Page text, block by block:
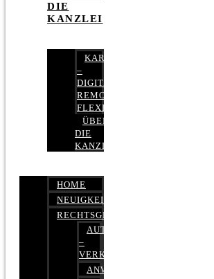
DIE
KANZLEI
KARRIERE
–
DIGITAL,
REMOTE,
FLEXIBEL
ÜBER
DIE
KANZLEI
HOME
NEUIGKEITEN
RECHTSGEBIETE
AUTOBETRUG
–
VERKEHRSRECHT
ANWALTSHAFTUNGSRECHT